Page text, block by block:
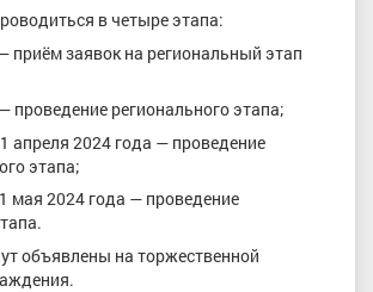
в четыре этапа:
приём заявок на региональный этап
проведение регионального этапа;
апреля 2024 года — проведение
этапа;
мая 2024 года — проведение
объявлены на торжественной